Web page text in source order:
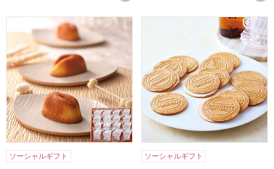
寿製菓 白ウサギフィナンシェ 16個入【年間ギフト】
ソーシャルギフト
東京風月堂 ゴーフレット(72
ソーシャルギフト